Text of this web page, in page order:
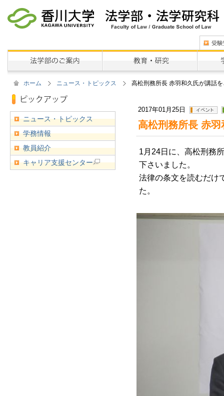
ホーム ニュース・トピックス 高松刑務所長 赤羽和久氏が講話
2017年01月25日
高松刑務所長 赤
1月24日に、高松刑務
下さいました。
法律の条文を読むだけ
た。
ニュース・トピックス
学務情報
教員紹介
キャリア支援センター